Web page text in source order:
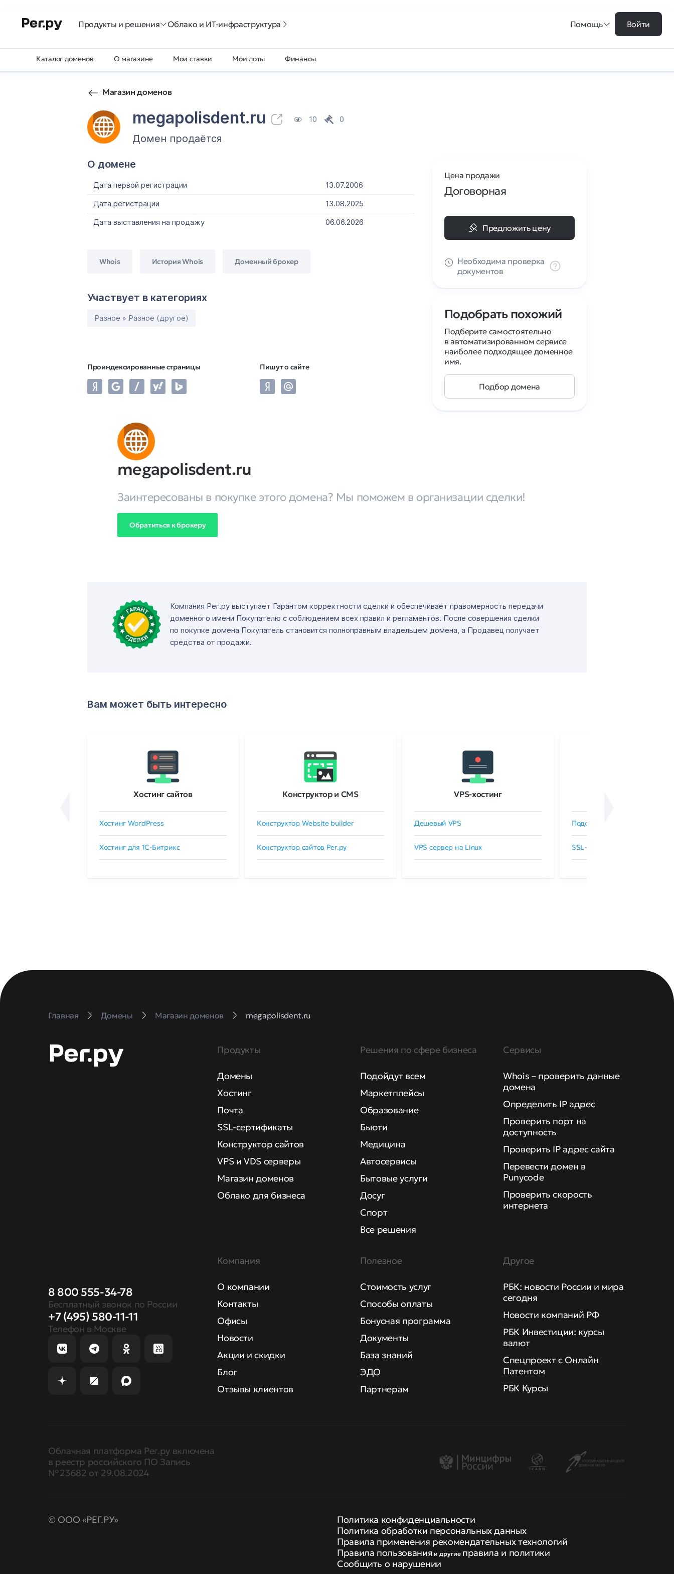
Продукты и решения Облако и ИТ-инфраструктура Помощь Войти
Каталог доменов О магазине Мои ставки Мои лоты Финансы
Магазин доменов
megapolisdent.ru 10 0
Домен продаётся
О домене
Дата первой регистрации
13.07.2006
Дата регистрации
13.08.2025
Дата выставления на продажу
06.06.2026
Whois История Whois Доменный брокер
Участвует в категориях
Разное » Разное (другое)
Проиндексированные страницы Пишут о сайте
Цена продажи
Договорная
Предложить цену
Необходима проверка
документов
Подобрать похожий
Подберите самостоятельно
в автоматизированном сервисе
наиболее подходящее доменное
имя.
Подбор домена
megapolisdent.ru
Заинтересованы в покупке этого домена? Мы поможем в организации сделки!
Обратиться к брокеру
Компания Рег.ру выступает Гарантом корректности сделки и обеспечивает правомерность передачи
доменного имени Покупателю с соблюдением всех правил и регламентов. После совершения сделки
по покупке домена Покупатель становится полноправным владельцем домена, а Продавец получает
средства от продажи.
Вам может быть интересно
Хостинг сайтов
Хостинг WordPress
Хостинг для 1C-Битрикс
Конструктор и CMS
Конструктор Website builder
Конструктор сайтов Рег.ру
VPS-хостинг
Дешевый VPS
VPS сервер на Linux
Подобрать SSL-сертификат
SSL-сертификаты GlobalSign
Главная Домены Магазин доменов megapolisdent.ru
8 800 555-34-78
Бесплатный звонок по России
+7 (495) 580-11-11
Телефон в Москве
Продукты
Домены
Хостинг
Почта
SSL-сертификаты
Конструктор сайтов
VPS и VDS серверы
Магазин доменов
Облако для бизнеса
Решения по сфере бизнеса
Подойдут всем
Маркетплейсы
Образование
Бьюти
Медицина
Автосервисы
Бытовые услуги
Досуг
Спорт
Все решения
Сервисы
Whois – проверить данные
домена
Определить IP адрес
Проверить порт на
доступность
Проверить IP адрес сайта
Перевести домен в
Punycode
Проверить скорость
интернета
Компания
О компании
Контакты
Офисы
Новости
Акции и скидки
Блог
Отзывы клиентов
Полезное
Стоимость услуг
Способы оплаты
Бонусная программа
Документы
База знаний
ЭДО
Партнерам
Другое
РБК: новости России и мира
сегодня
Новости компаний РФ
РБК Инвестиции: курсы
валют
Спецпроект с Онлайн
Патентом
РБК Курсы
Облачная платформа Рег.ру включена
в реестр российского ПО Запись
№ 23682 от 29.08.2024
© ООО «РЕГ.РУ»
Политика конфиденциальности
Политика обработки персональных данных
Правила применения рекомендательных технологий
Правила пользования и другие правила и политики
Сообщить о нарушении